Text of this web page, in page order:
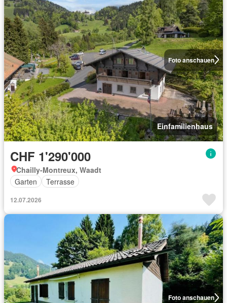
Foto anschauen
Einfamilienhaus
CHF 1'290'000
Chailly-Montreux, Waadt
Garten
Terrasse
12.07.2026
Foto anschauen